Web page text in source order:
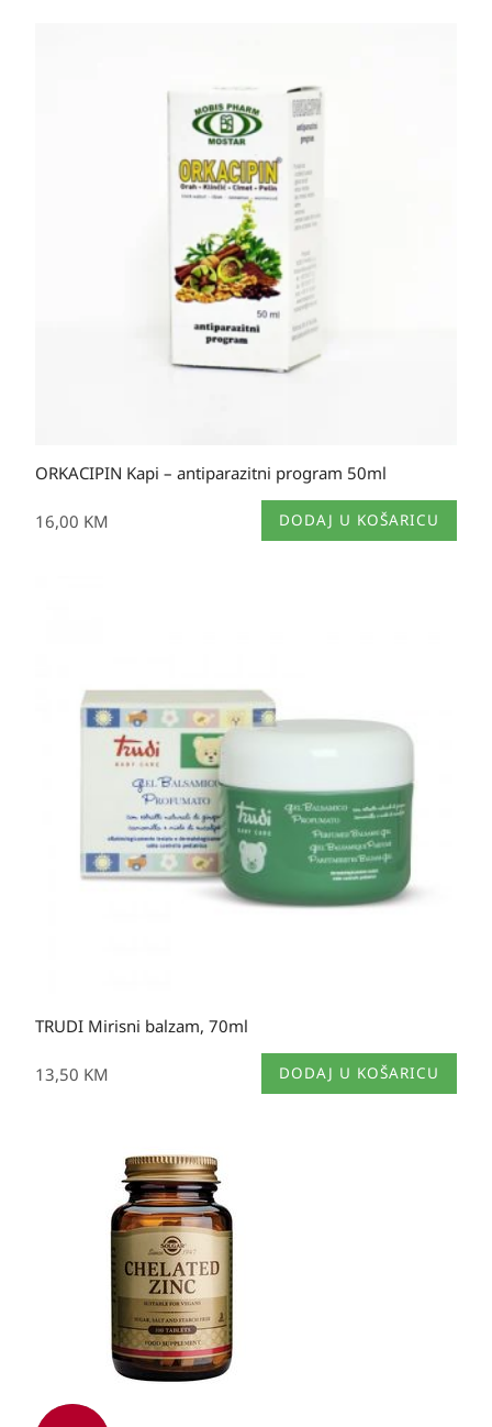
ORKACIPIN Kapi – antiparazitni program 50ml
16,00 KM DODAJ U KOŠARICU
TRUDI Mirisni balzam, 70ml
13,50 KM DODAJ U KOŠARICU
43,00 KM.
43,00 KM.